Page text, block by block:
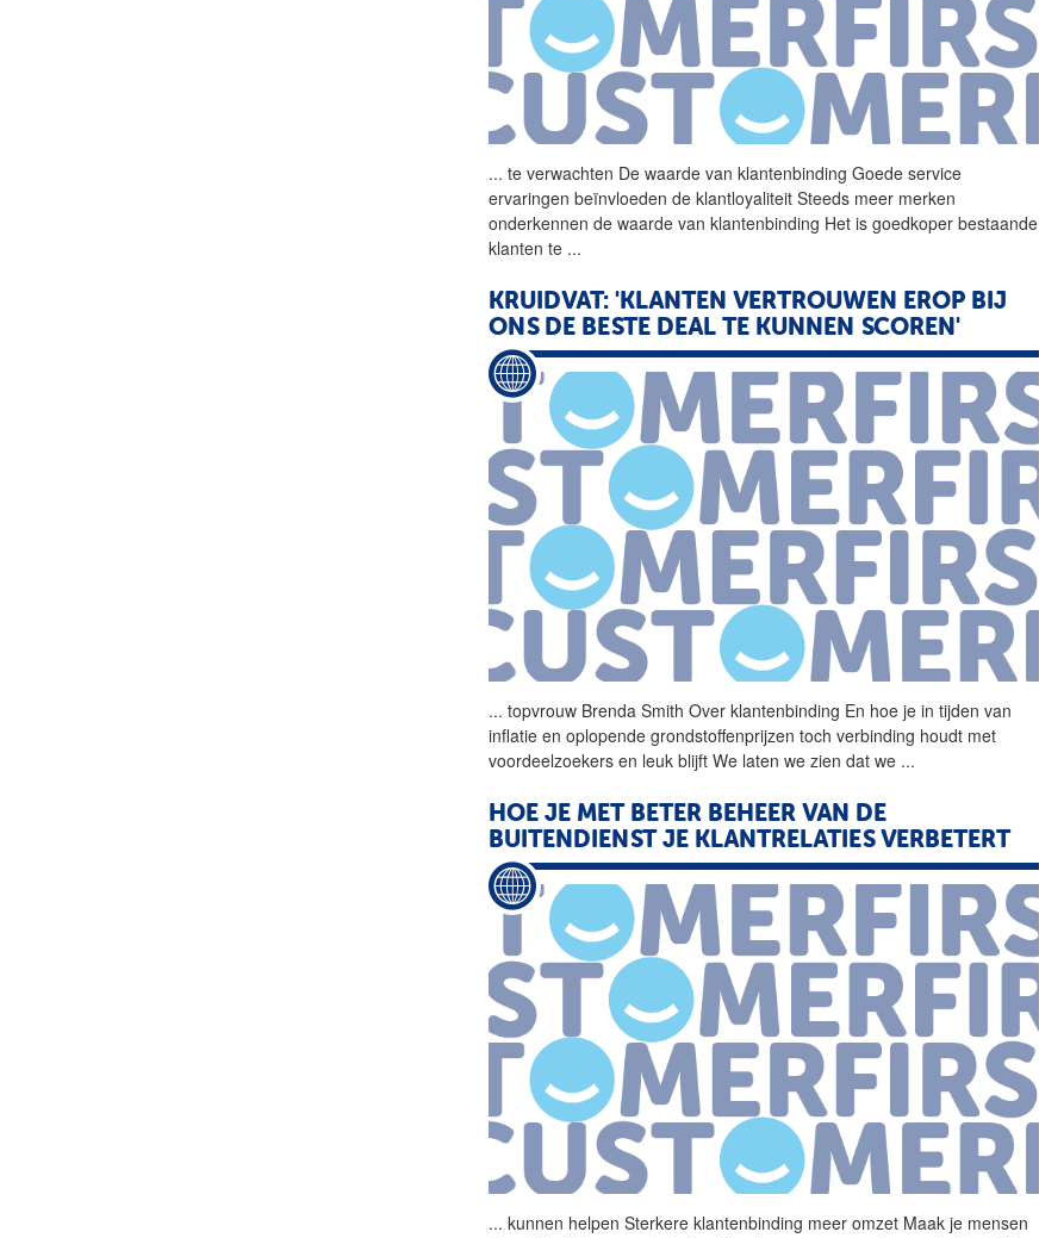
... te verwachten De waarde vanklantenbinding Goede service
ervaringen beïnvloeden de klantloyaliteit Steeds meer merken
onderkennen de waarde vanklantenbinding Het is goedkoper bestaande
klanten te ...
KRUIDVAT: 'KLANTEN VERTROUWEN EROP BIJ
ONS DE BESTE DEAL TE KUNNEN SCOREN'
... topvrouw Brenda Smith Overklantenbinding En hoe je in tijden van
inflatie en oplopende grondstoffenprijzen toch verbinding houdt met
voordeelzoekers en leuk blijft We laten we zien dat we ...
HOE JE MET BETER BEHEER VAN DE
BUITENDIENST JE KLANTRELATIES VERBETERT
... kunnen helpen Sterkereklantenbinding meer omzet Maak je mensen